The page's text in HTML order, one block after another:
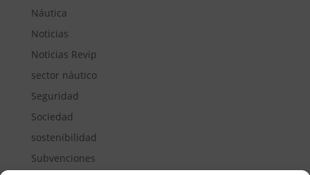
Náutica
Noticias
Noticias Revip
sector náutico
Seguridad
Sociedad
sostenibilidad
Subvenciones